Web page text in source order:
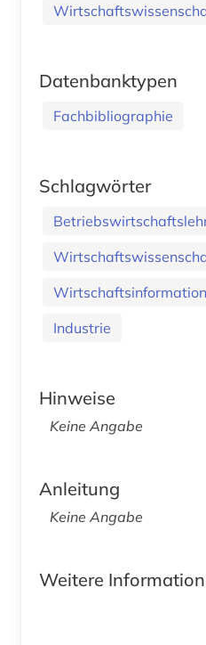
Datenbanktypen
Fachbibliographie
Schlagwörter
Wirtschaftsinformation
Industrie
Hinweise
Keine Angabe
Anleitung
Keine Angabe
Weitere